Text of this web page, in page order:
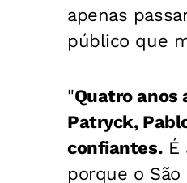
apenas
público que
"Quatro anos
Patryck,
confiantes.É
porque o